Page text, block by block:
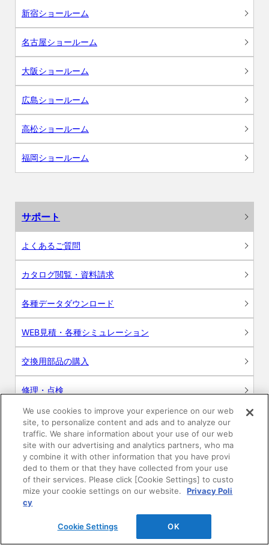
新宿ショールーム
名古屋ショールーム
大阪ショールーム
広島ショールーム
高松ショールーム
福岡ショールーム
サポート
よくあるご質問
カタログ閲覧・資料請求
各種データダウンロード
WEB見積・各種シミュレーション
交換用部品の購入
修理・点検
お問い合わせ
ログイン
建築・設計関係者様向けサイト
ユーザー登録サービス
WEB見積システム
We use cookies to improve your experience on our web
site, to personalize content and ads and to analyze our
traffic. We share information about your use of our web
site with our advertising and analytics partners, who ma
y combine it with other information that you have provi
ded to them or that they have collected from your use
of their services. Please click [Cookie Settings] to custo
mize your cookie settings on our website.
Privacy Poli
cy
Cookie Settings OK